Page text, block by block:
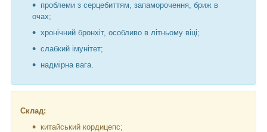
проблеми з серцебиттям, запаморочення, бриж в
очах;
хронічний бронхіт, особливо в літньому віці;
слабкий імунітет;
надмірна вага.
Склад:
китайський кордицепс;